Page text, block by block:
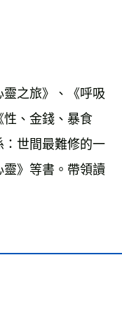
之旅》、《呼吸
性、金錢、暴食
世間最難修的一
》等書。帶領讀